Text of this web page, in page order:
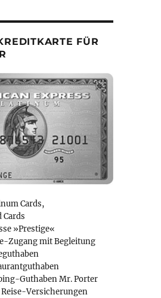
FÜR
Cards,
Cards
»Prestige«
Zugang mit Begleitung
Guthaben Mr. Porter
Versicherungen